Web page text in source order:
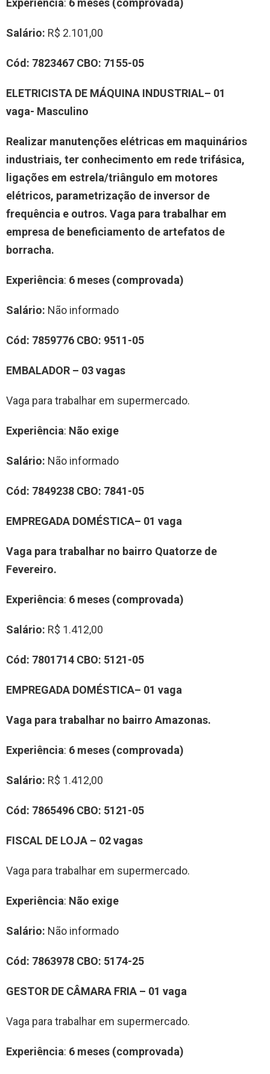
Experiência: 6 meses (comprovada)
Salário: R$ 2.101,00
Cód: 7823467 CBO: 7155-05
ELETRICISTA DE MÁQUINA INDUSTRIAL– 01
vaga- Masculino
Realizar manutenções elétricas em maquinários
industriais, ter conhecimento em rede trifásica,
ligações em estrela/triângulo em motores
elétricos, parametrização de inversor de
frequência e outros. Vaga para trabalhar em
empresa de beneficiamento de artefatos de
borracha.
Experiência: 6 meses (comprovada)
Salário: Não informado
Cód: 7859776 CBO: 9511-05
EMBALADOR – 03 vagas
Vaga para trabalhar em supermercado.
Experiência: Não exige
Salário: Não informado
Cód: 7849238 CBO: 7841-05
EMPREGADA DOMÉSTICA– 01 vaga
Vaga para trabalhar no bairro Quatorze de
Fevereiro.
Experiência: 6 meses (comprovada)
Salário: R$ 1.412,00
Cód: 7801714 CBO: 5121-05
EMPREGADA DOMÉSTICA– 01 vaga
Vaga para trabalhar no bairro Amazonas.
Experiência: 6 meses (comprovada)
Salário: R$ 1.412,00
Cód: 7865496 CBO: 5121-05
FISCAL DE LOJA – 02 vagas
Vaga para trabalhar em supermercado.
Experiência: Não exige
Salário: Não informado
Cód: 7863978 CBO: 5174-25
GESTOR DE CÂMARA FRIA – 01 vaga
Vaga para trabalhar em supermercado.
Experiência: 6 meses (comprovada)